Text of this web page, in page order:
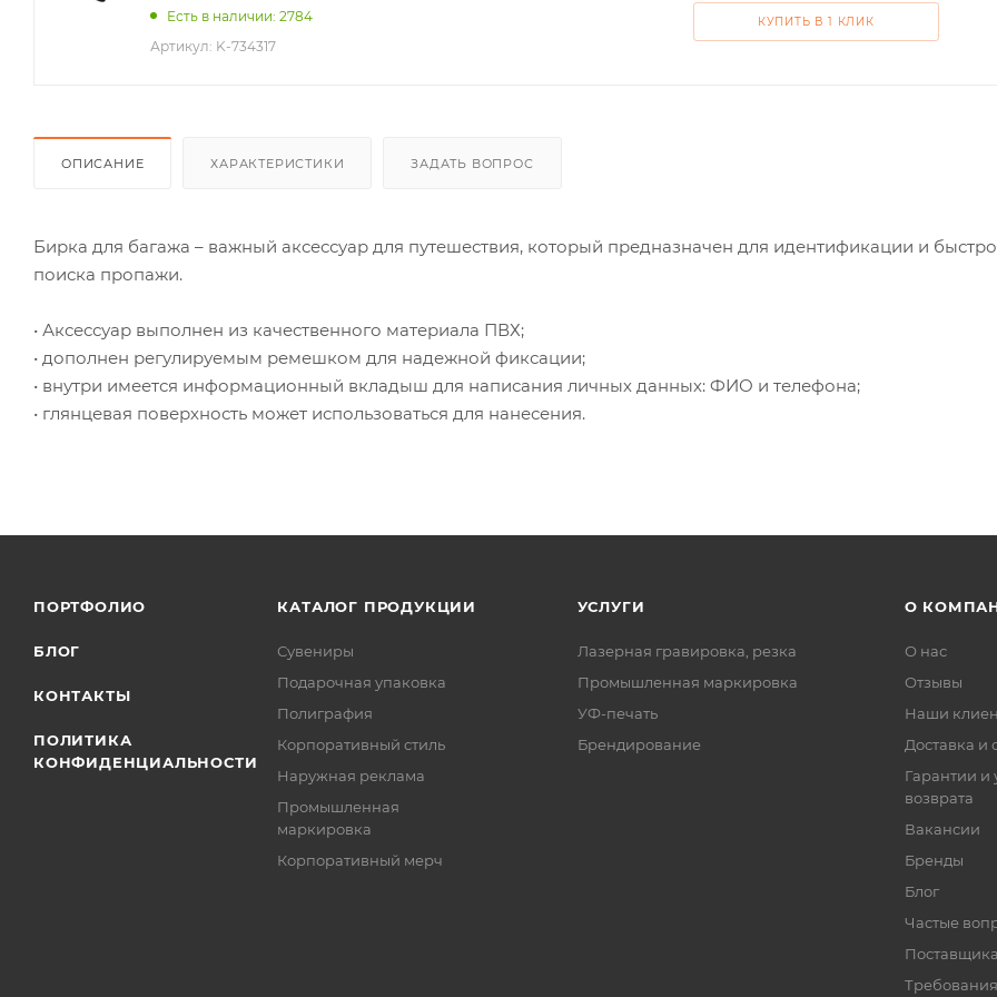
Есть в наличии: 2784
Артикул: K-734317
КУПИТЬ В 1 КЛИК
ОПИСАНИЕ ХАРАКТЕРИСТИКИ ЗАДАТЬ ВОПРОС
Бирка для багажа – важный аксессуар для путешествия, который предназначен для идентификации и
поиска пропажи.
• Аксессуар выполнен из качественного материала ПВХ;
• дополнен регулируемым ремешком для надежной фиксации;
• внутри имеется информационный вкладыш для написания личных данных: ФИО и телефона;
• глянцевая поверхность может использоваться для нанесения.
ПОРТФОЛИО
БЛОГ
КОНТАКТЫ
ПОЛИТИКА
КОНФИДЕНЦИАЛЬНОСТИ
КАТАЛОГ ПРОДУКЦИИ
Сувениры
Подарочная упаковка
Полиграфия
Корпоративный стиль
Наружная реклама
Промышленная
маркировка
Корпоративный мерч
УСЛУГИ
Лазерная гравировка, резка
Промышленная маркировка
УФ-печать
Брендирование
О
О нас
Отзывы
Наши
Доставка и
Гарантии и
возврата
Вакансии
Бренды
Блог
Частые